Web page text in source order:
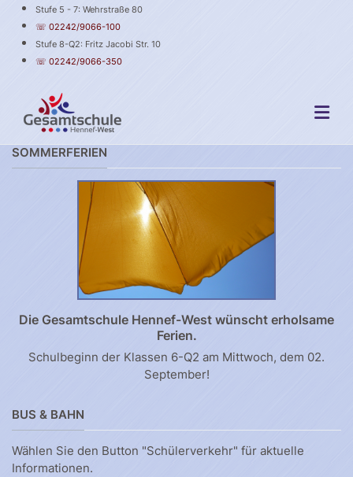
Stufe 5 - 7: Wehrstraße 80
☏ 02242/9066-100
Stufe 8-Q2: Fritz Jacobi Str. 10
☏ 02242/9066-350
SOMMERFERIEN
Die Gesamtschule Hennef-West wünscht erholsame
Ferien.
Schulbeginn der Klassen 6-Q2 am Mittwoch, dem 02.
September!
BUS & BAHN
Wählen Sie den Button "Schülerverkehr" für aktuelle
Informationen.